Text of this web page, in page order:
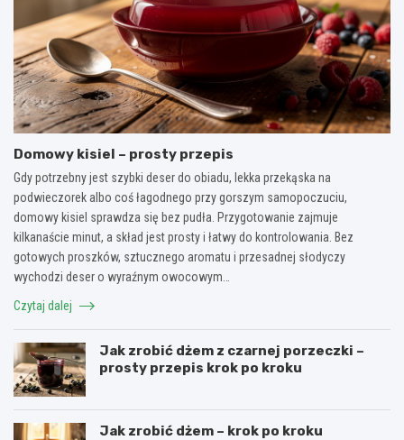
Domowy kisiel – prosty przepis
Gdy potrzebny jest szybki deser do obiadu, lekka przekąska na
podwieczorek albo coś łagodnego przy gorszym samopoczuciu,
domowy kisiel sprawdza się bez pudła. Przygotowanie zajmuje
kilkanaście minut, a skład jest prosty i łatwy do kontrolowania. Bez
gotowych proszków, sztucznego aromatu i przesadnej słodyczy
wychodzi deser o wyraźnym owocowym…
Czytaj dalej
Jak zrobić dżem z czarnej porzeczki –
prosty przepis krok po kroku
Jak zrobić dżem – krok po kroku